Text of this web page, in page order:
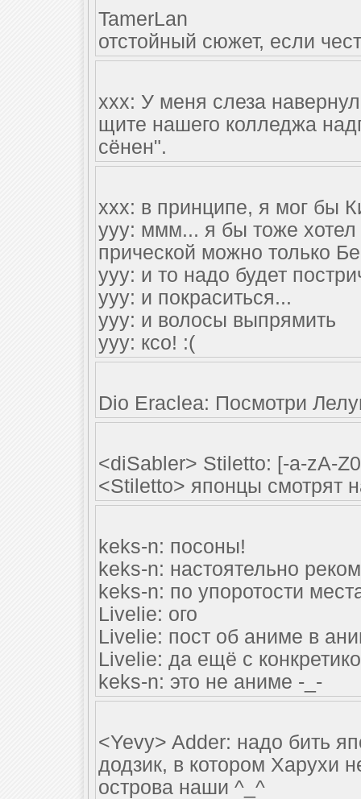
TamerLan
отстойный сюжет, если
ххх: У меня слеза
щите нашего колледжа
сёнен".
xxx: в принципе, я мог бы
yyy: ммм... я бы тоже хотел
прической можно только
yyy: и то надо будет
yyy: и покраситься...
yyy: и волосы выпрямить
yyy: ксо! :(
Dio Eraclea: Посмотри
<diSabler> Stiletto: [-a-zA-
<Stiletto> японцы смотрят
keks-n: посоны!
keks-n: настоятельно
keks-n: по упоротости
Livelie: ого
Livelie: пост об аниме в
Livelie: да ещё с
keks-n: это не аниме -_-
<Yevy> Adder: надо бить
додзик, в котором Харухи
острова наши ^_^